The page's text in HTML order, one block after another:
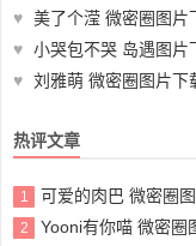
♥ 美了个滢 微密圈图片
♥ 小哭包不哭 岛遇图片下载分
♥ 刘雅萌 微密圈图片下载分
热评文章
1 可爱的肉巴 微密圈图片下载
2 Yooni有你喵 微密圈图片下